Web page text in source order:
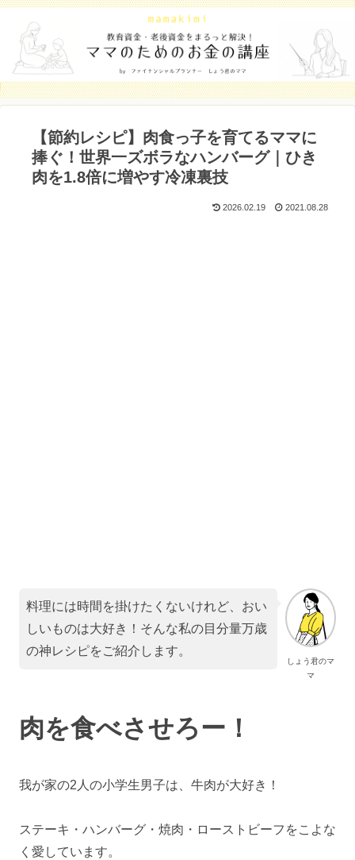
【節約レシピ】肉食っ子を育てるママに
捧ぐ！世界一ズボラなハンバーグ｜ひき
肉を1.8倍に増やす冷凍裏技
2026.02.19 2021.08.28
しょう君のマ
マ
料理には時間を掛けたくないけれど、おい
しいものは大好き！そんな私の目分量万歳
の神レシピをご紹介します。
肉を食べさせろー！
我が家の2人の小学生男子は、牛肉が大好き！
ステーキ・ハンバーグ・焼肉・ローストビーフをこよな
く愛しています。